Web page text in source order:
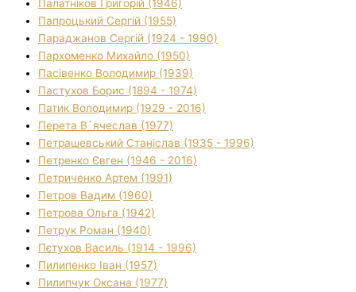
Палатніков Григорій (1946)
Папроцький Сергій (1955)
Параджанов Сергій (1924 - 1990)
Пархоменко Михайло (1950)
Пасівенко Володимир (1939)
Пастухов Борис (1894 - 1974)
Патик Володимир (1929 - 2016)
Перета В`ячеслав (1977)
Петрашевський Станіслав (1935 - 1996)
Петренко Євген (1946 - 2016)
Петриченко Артем (1991)
Петров Вадим (1960)
Петрова Ольга (1942)
Петрук Роман (1940)
Пєтухов Василь (1914 - 1996)
Пилипенко Іван (1957)
Пилипчук Оксана (1977)